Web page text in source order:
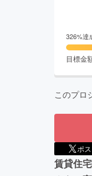
326%達
目標金
このプロ
ポス
賃貸住